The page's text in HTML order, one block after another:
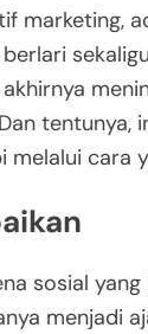
marketing,
berlari
tentunya,
cara
sosial
menjadi